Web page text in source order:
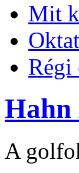
Mit
Régi
A